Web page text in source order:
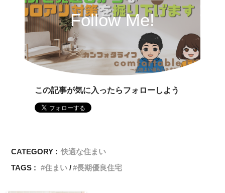
Follow Me!
この記事が気に入ったらフォローしよう
CATEGORY : 快適な住まい
TAGS :
住まい 長期優良住宅